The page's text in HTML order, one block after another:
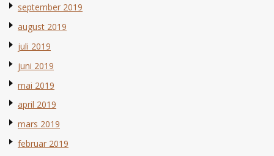
september 2019
august 2019
juli 2019
juni 2019
mai 2019
april 2019
mars 2019
februar 2019